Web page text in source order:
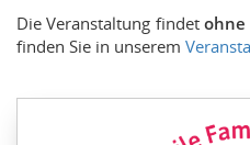
Die Veranstaltung findetohne
finden Sie in unserem